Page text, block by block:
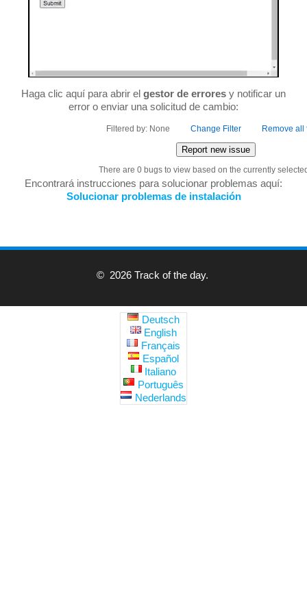
Haga clic aquí para abrir el gestor de errores y notificar un
error o enviar una solicitud de cambio:
Filtered by: None Change Filter Remove all
Report new issue
There are 0 bugs to view based on the currently
Encontrará instrucciones para solucionar problemas aquí:
Solucionar problemas de instalación
© 2026 Track of the day.
Deutsch
English
Français
Español
Italiano
Português
Nederlands